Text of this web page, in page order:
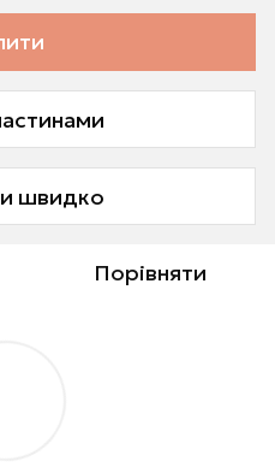
швидко
Порівняти